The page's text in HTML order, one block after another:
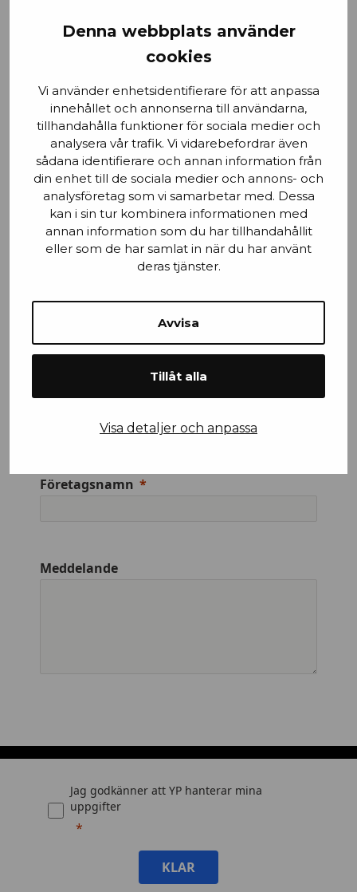
Denna webbplats använder
cookies
Vi använder enhetsidentifierare för att anpassa
innehållet och annonserna till användarna,
tillhandahålla funktioner för sociala medier och
analysera vår trafik. Vi vidarebefordrar även
sådana identifierare och annan information från
din enhet till de sociala medier och annons- och
analysföretag som vi samarbetar med. Dessa
kan i sin tur kombinera informationen med
annan information som du har tillhandahållit
eller som de har samlat in när du har använt
deras tjänster.
Avvisa
Tillåt alla
Visa detaljer och anpassa
Förnamn
Email
Stad
Efternamn
Företagsnamn
Meddelande
Jag godkänner att YP hanterar mina
uppgifter
KLAR